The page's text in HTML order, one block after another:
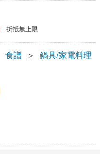
折抵無上限
食譜 ＞ 鍋具/家電料理